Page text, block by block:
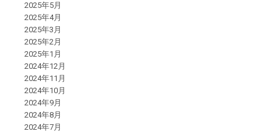
2025年5月
2025年4月
2025年3月
2025年2月
2025年1月
2024年12月
2024年11月
2024年10月
2024年9月
2024年8月
2024年7月